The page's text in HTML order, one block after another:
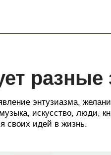
разные
энтузиазма,
искусство, люди,
своих идей в жизнь.